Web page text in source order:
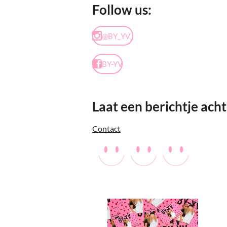
Follow us:
@BY_YV_
BY-YV
Laat een berichtje
Contact